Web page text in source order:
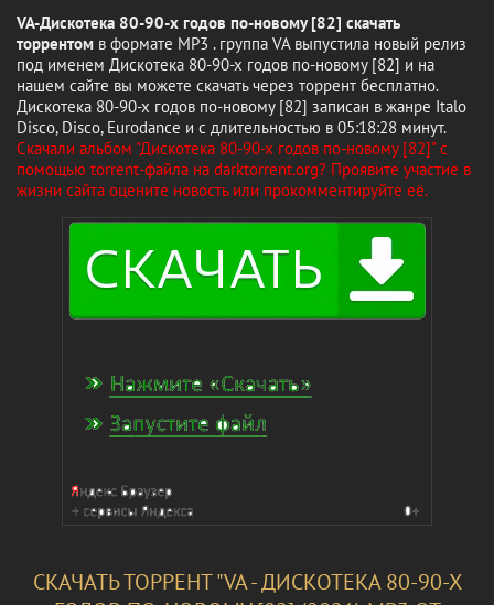
VA-Дискотека 80-90-х годов по-новому [82] скачать
торрентом в формате MP3 . группа VA выпустила новый релиз
под именем Дискотека 80-90-х годов по-новому [82] и на
нашем сайте вы можете скачать через торрент бесплатно.
Дискотека 80-90-х годов по-новому [82] записан в жанре Italo
Disco, Disco, Eurodance и с длительностью в 05:18:28 минут.
Скачали альбом "Дискотека 80-90-х годов по-новому [82]" с
помощью torrent-файла на darktorrent.org? Проявите участие в
жизни сайта оцените новость или прокомментируйте её.
СКАЧАТЬ ТОРРЕНТ "VA - ДИСКОТЕКА 80-90-Х